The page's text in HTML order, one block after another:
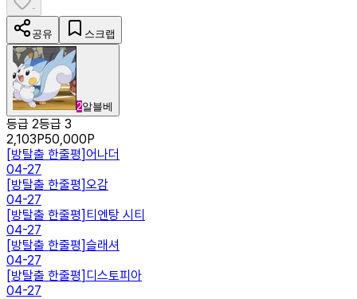
-
공유 스크랩
2알블베
등급 2등급 3
2,103P50,000P
[방탈출 한줄평]어나더
04-27
[방탈출 한줄평]오감
04-27
[방탈출 한줄평] 티엔탕 시티
04-27
[방탈출 한줄평]슬래셔
04-27
[방탈출 한줄평] 디스토피아
04-27